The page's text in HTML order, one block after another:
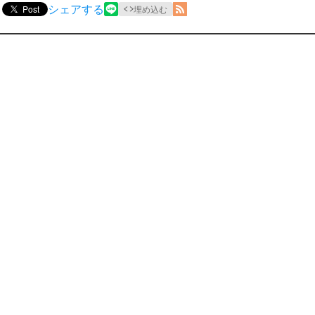
Post シェアする 埋め込む